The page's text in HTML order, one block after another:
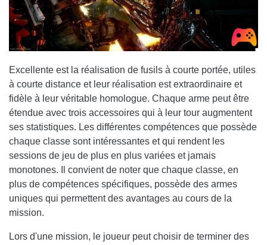
Excellente est la réalisation de fusils à courte portée, utiles
à courte distance et leur réalisation est extraordinaire et
fidèle à leur véritable homologue. Chaque arme peut être
étendue avec trois accessoires qui à leur tour augmentent
ses statistiques. Les différentes compétences que possède
chaque classe sont intéressantes et qui rendent les
sessions de jeu de plus en plus variées et jamais
monotones. Il convient de noter que chaque classe, en
plus de compétences spécifiques, possède des armes
uniques qui permettent des avantages au cours de la
mission.
Lors d'une mission, le joueur peut choisir de terminer des